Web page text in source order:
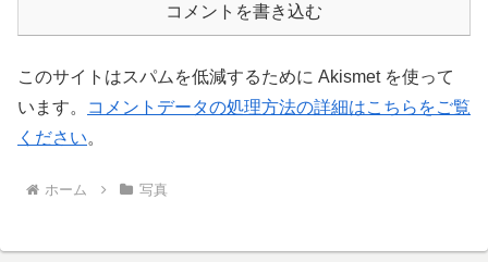
コメントを書き込む
このサイトはスパムを低減するために Akismet を使って
います。
コメントデータの処理方法の詳細はこちらをご覧
ください。
ホーム 写真